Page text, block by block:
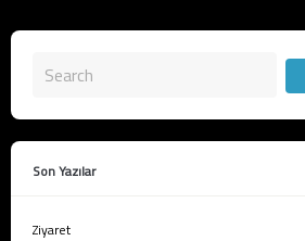
Son Yazılar
Ziyaret